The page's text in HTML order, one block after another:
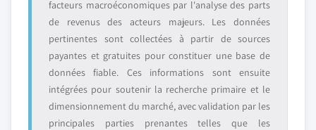
facteurs macroéconomiques par l'analyse des parts
de revenus des acteurs majeurs. Les données
pertinentes sont collectées à partir de sources
payantes et gratuites pour constituer une base de
données fiable. Ces informations sont ensuite
intégrées pour soutenir la recherche primaire et le
dimensionnement du marché, avec validation par les
principales parties prenantes telles que les